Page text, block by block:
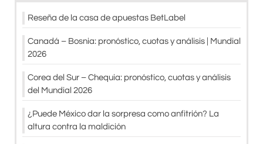
Reseña de la casa de apuestas BetLabel
Canadá – Bosnia: pronóstico, cuotas y análisis | Mundial
2026
Corea del Sur – Chequia: pronóstico, cuotas y análisis
del Mundial 2026
¿Puede México dar la sorpresa como anfitrión? La
altura contra la maldición